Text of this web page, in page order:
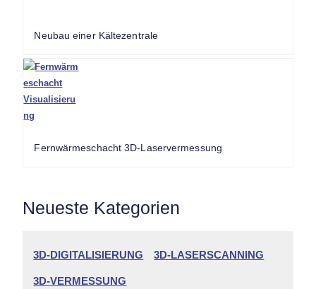
Neubau einer Kältezentrale
Fernwärmeschacht 3D-Laservermessung
Neueste Kategorien
3D-DIGITALISIERUNG 3D-LASERSCANNING
3D-VERMESSUNG